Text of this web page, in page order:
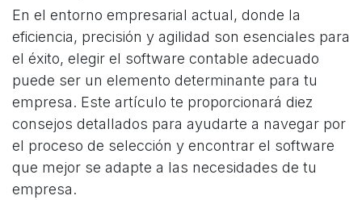
En el entorno empresarial actual, donde la
eficiencia, precisión y agilidad son esenciales para
el éxito, elegir el software contable adecuado
puede ser un elemento determinante para tu
empresa. Este artículo te proporcionará diez
consejos detallados para ayudarte a navegar por
el proceso de selección y encontrar el software
que mejor se adapte a las necesidades de tu
empresa.